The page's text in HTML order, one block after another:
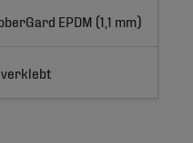
EPDM (1,1 mm)